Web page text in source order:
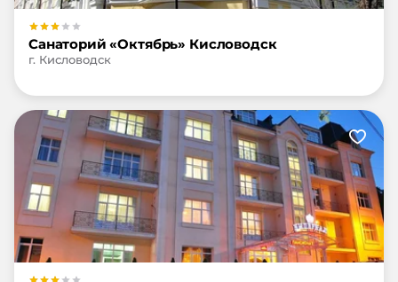
Санаторий «Октябрь» Кисловодск
г. Кисловодск